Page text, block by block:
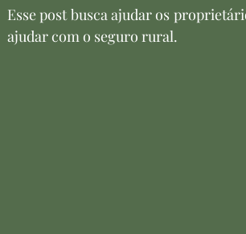
Esse post busca ajudar os
ajudar com o seguro rural.